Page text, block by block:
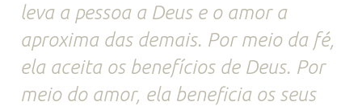
leva a pessoa a Deus e o amor a
aproxima das demais. Por meio da fé,
ela aceita os benefícios de Deus. Por
meio do amor, ela beneficia os seus